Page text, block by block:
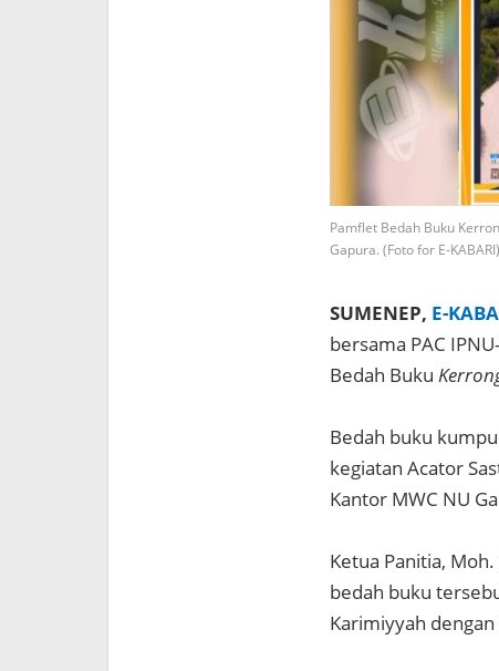
Pamflet Bedah Buku
Gapura. (Foto for E-KABARI)
SUMENEP, E-
bersama PAC
Bedah Buku
Bedah buku
kegiatan Acator
Kantor MWC NU
Ketua Panitia,
bedah buku
Karimiyyah dengan